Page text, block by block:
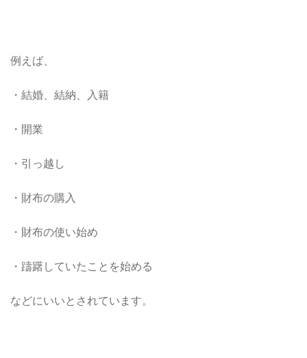
例えば、
・結婚、結納、入籍
・開業
・引っ越し
・財布の購入
・財布の使い始め
・躊躇していたことを始める
などにいいとされています。